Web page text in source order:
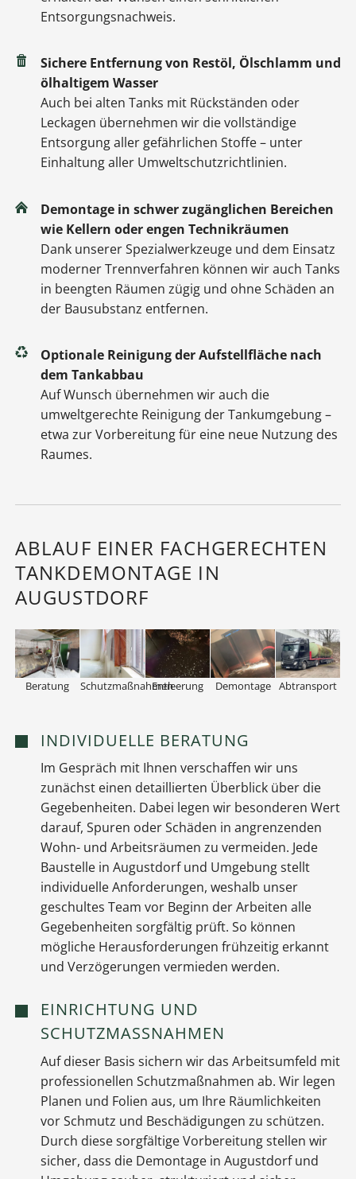
Entsorgungsnachweis.
Sichere Entfernung von Restöl, Ölschlamm und
ölhaltigem Wasser
Auch bei alten Tanks mit Rückständen oder
Leckagen übernehmen wir die vollständige
Entsorgung aller gefährlichen Stoffe – unter
Einhaltung aller Umweltschutzrichtlinien.
Demontage in schwer zugänglichen Bereichen
wie Kellern oder engen Technikräumen
Dank unserer Spezialwerkzeuge und dem Einsatz
moderner Trennverfahren können wir auch Tanks
in beengten Räumen zügig und ohne Schäden an
der Bausubstanz entfernen.
Optionale Reinigung der Aufstellfläche nach
dem Tankabbau
Auf Wunsch übernehmen wir auch die
umweltgerechte Reinigung der Tankumgebung –
etwa zur Vorbereitung für eine neue Nutzung des
Raumes.
ABLAUF EINER FACHGERECHTEN
TANKDEMONTAGE IN
AUGUSTDORF
Beratung SchutzmaßnahmenEntleerung Demontage Abtransport
INDIVIDUELLE BERATUNG
Im Gespräch mit Ihnen verschaffen wir uns
zunächst einen detaillierten Überblick über die
Gegebenheiten. Dabei legen wir besonderen Wert
darauf, Spuren oder Schäden in angrenzenden
Wohn- und Arbeitsräumen zu vermeiden. Jede
Baustelle in Augustdorf und Umgebung stellt
individuelle Anforderungen, weshalb unser
geschultes Team vor Beginn der Arbeiten alle
Gegebenheiten sorgfältig prüft. So können
mögliche Herausforderungen frühzeitig erkannt
und Verzögerungen vermieden werden.
EINRICHTUNG UND
SCHUTZMASSNAHMEN
Auf dieser Basis sichern wir das Arbeitsumfeld mit
professionellen Schutzmaßnahmen ab. Wir legen
Planen und Folien aus, um Ihre Räumlichkeiten
vor Schmutz und Beschädigungen zu schützen.
Durch diese sorgfältige Vorbereitung stellen wir
sicher, dass die Demontage in Augustdorf und